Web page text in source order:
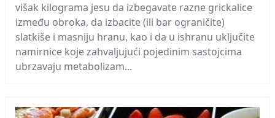
višak kilograma jesu da izbegavate razne grickalice
između obroka, da izbacite (ili bar ograničite)
slatkiše i masniju hranu, kao i da u ishranu uključite
namirnice koje zahvaljujući pojedinim sastojcima
ubrzavaju metabolizam...